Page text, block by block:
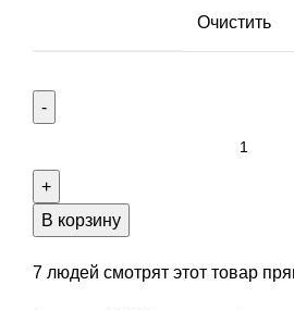
Очистить
В корзину
7 людей смотрят этот товар